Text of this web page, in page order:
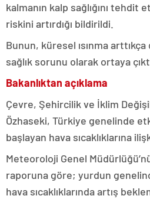
kalmanın kalp sağlığını tehdit
riskini artırdığı bildirildi.
Bunun, küresel ısınma
sağlık sorunu olarak ortaya
Bakanlıktan açıklama
Çevre, Şehircilik ve İklim
Özhaseki, Türkiye genelinde
başlayan hava sıcaklıklarına
Meteoroloji Genel
raporuna göre; yurdun
hava sıcaklıklarında artış